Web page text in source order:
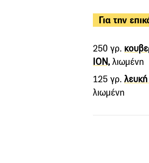
Για την
250 γρ.
ΙΟΝ,λιωμένη
125 γρ.
λιωμένη